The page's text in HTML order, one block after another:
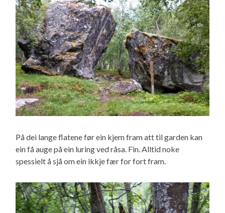
På dei lange flatene før ein kjem fram att til garden kan
ein få auge på ein luring ved råsa. Fin. Alltid noke
spessielt å sjå om ein ikkje fær for fort fram.